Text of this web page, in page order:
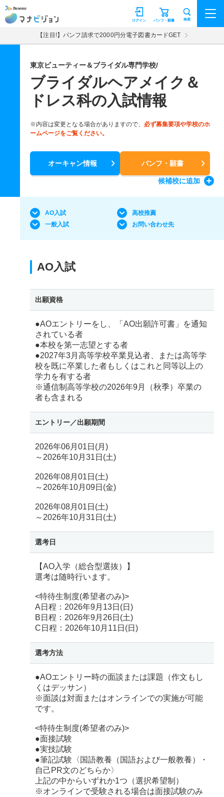
マナビジョン パンフ・願書
ログイン 検索
【注目!】パンフ請求で2000円分電子図書カードGET
東京ビューティー＆ブライダル専門学校/
ブライダルヘアメイク＆
ドレス科の入試情報
※内容は変更となる場合がありますので、 必ず募集要項や学校のホ
ームページをご覧ください。
オーキャン情報 パンフ・願書
候補校に追加
AO入試
高校推薦
一般入試
お問い合わせ先
AO入試
出願資格
●AOエントリーをし、「AO出願許可書」を通知
されている者
●本校を第一志望とする者
●2027年3月高等学校卒業見込者、または高等学
校を既に卒業した者もしくはこれと同等以上の
学力を有する者
※通信制高等学校の2026年9月（秋季）卒業の
者も含まれる
エントリー／出願期間
2026年06月01日(月)
～2026年10月31日(土)
2026年08月01日(土)
～2026年10月09日(金)
2026年08月01日(土)
～2026年10月31日(土)
選考日
【AO入学（総合型選抜）】
選考は随時行います。
<特待生制度(希望者のみ)>
A日程：2026年9月13日(日)
B日程：2026年9月26日(土)
C日程：2026年10月11日(日)
選考方法
●AOエントリー時の面談または課題（作文もし
くはデッサン）
※面談は対面またはオンラインでの実施が可能
です。
<特待生制度(希望者のみ)>
●面接試験
●実技試験
●筆記試験〈国語教養（国語および一般教養）・
自己PR文のどちらか〉
上記の中からいずれか1つ（選択希望制）
※オンラインで受験される場合は面接試験のみ